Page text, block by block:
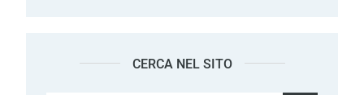
CERCA NEL SITO